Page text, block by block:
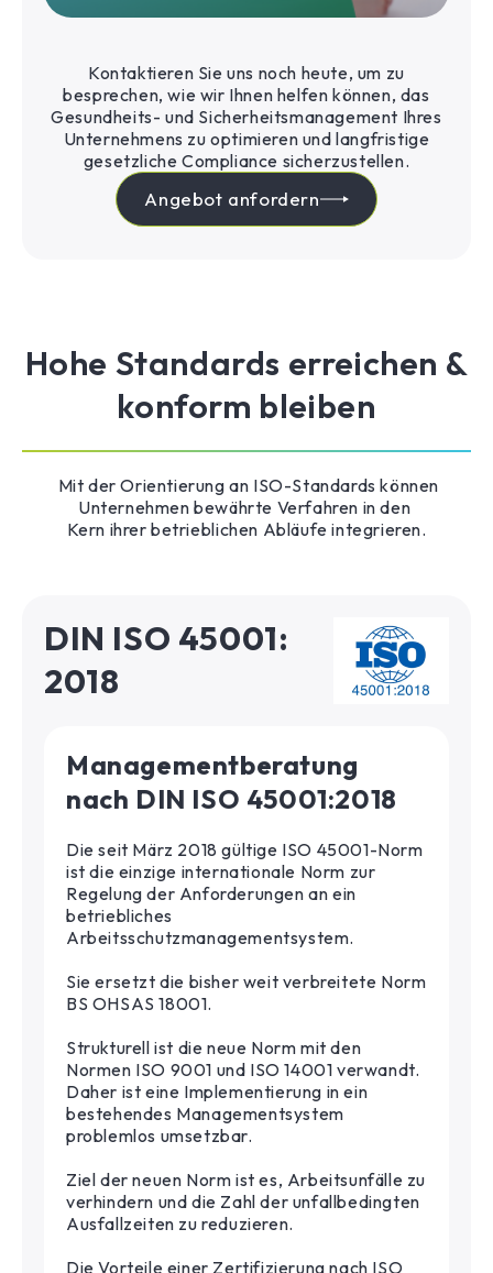
Kontaktieren Sie uns noch heute, um zu
besprechen, wie wir Ihnen helfen können, das
Gesundheits- und Sicherheitsmanagement Ihres
Unternehmens zu optimieren und langfristige
gesetzliche Compliance sicherzustellen.
Angebot anfordern
Hohe Standards erreichen &
konform bleiben
Mit der Orientierung an ISO-Standards können
Unternehmen bewährte Verfahren in den
Kern ihrer betrieblichen Abläufe integrieren.
DIN ISO 45001:
2018
Managementberatung
nach DIN ISO 45001:2018
Die seit März 2018 gültige ISO 45001-Norm
ist die einzige internationale Norm zur
Regelung der Anforderungen an ein
betriebliches
Arbeitsschutzmanagementsystem.
Sie ersetzt die bisher weit verbreitete Norm
BS OHSAS 18001.
Strukturell ist die neue Norm mit den
Normen ISO 9001 und ISO 14001 verwandt.
Daher ist eine Implementierung in ein
bestehendes Managementsystem
problemlos umsetzbar.
Ziel der neuen Norm ist es, Arbeitsunfälle zu
verhindern und die Zahl der unfallbedingten
Ausfallzeiten zu reduzieren.
Die Vorteile einer Zertifizierung nach ISO